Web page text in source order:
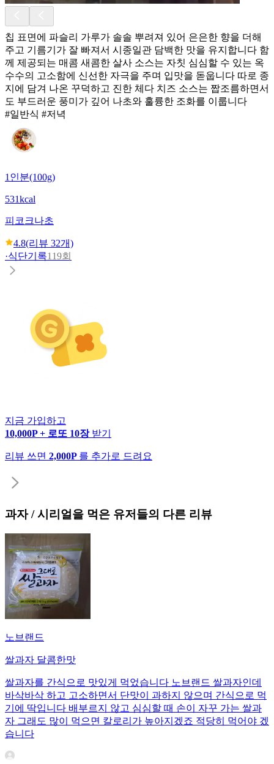
칩 표면에 파슬리 가루가 솔솔 뿌려져 있어 은은한 향을 더해
주고 기름기가 잘 빠져서 시종일관 담백한 맛을 유지합니다 함
께 제공되는 매콤 새콤한 살사 소스는 자칫 심심할 수 있는 옥
수수의 고소함에 신선한 자극을 주며 입맛을 돋웁니다 따로 종
지에 담겨 나온 꾸덕하고 진한 체다 치즈 소스는 짭조름하면서
도 부드러운 풍미가 깊어 나초와 훌륭한 조화를 이룹니다
#일반식 #저녁
1인분(100g)
531kcal
피코크나초
4.8(리뷰 32개)
·식단기록119회
지금 가입하고
10,000P + 로또 10장 받기
리뷰 쓰면 2,000P 를 추가로 드려요
과자 / 시리얼을 먹은 유저들의 다른 리뷰
노브랜드
쌀과자 달콤한맛
쌀과자를 간식으로 맛있게 먹었습니다 노브랜드 쌀과자인데
바삭바삭 하고 고소하면서 단맛이 과하지 않으며 간식으로 먹
기에 딱입니다 배부르지 않고 심심할 때 손이 자꾸 가는 쌀과
자 그래도 많이 먹으면 칼로리가 높아지겠죠 적당히 먹어야 겠
습니다